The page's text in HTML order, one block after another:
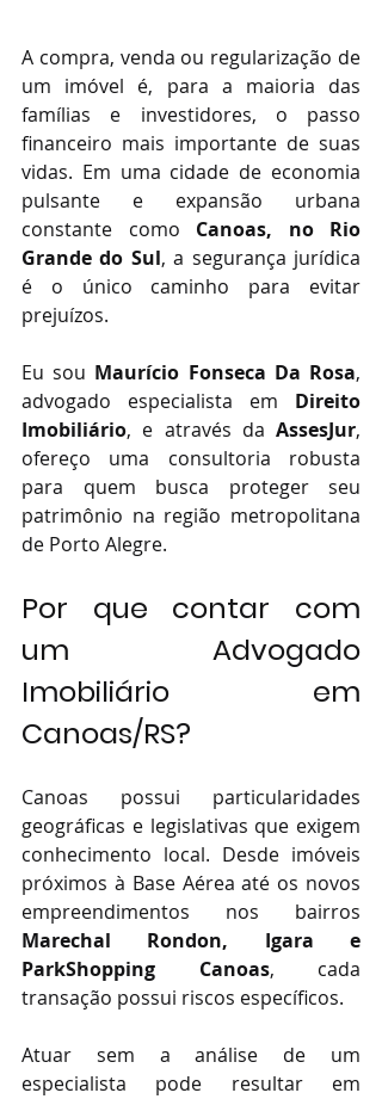
A compra, venda ou regularização de
um imóvel é, para a maioria das
famílias e investidores, o passo
financeiro mais importante de suas
vidas. Em uma cidade de economia
pulsante e expansão urbana
constante como Canoas, no Rio
Grande do Sul, a segurança jurídica
é o único caminho para evitar
prejuízos.
Eu sou Maurício Fonseca Da Rosa,
advogado especialista em Direito
Imobiliário, e através da AssesJur,
ofereço uma consultoria robusta
para quem busca proteger seu
patrimônio na região metropolitana
de Porto Alegre.
Por que contar com
um Advogado
Imobiliário em
Canoas/RS?
Canoas possui particularidades
geográficas e legislativas que exigem
conhecimento local. Desde imóveis
próximos à Base Aérea até os novos
Marechal Rondon, Igara e
ParkShopping Canoas, cada
transação possui riscos específicos.
Atuar sem a análise de um
especialista pode resultar em